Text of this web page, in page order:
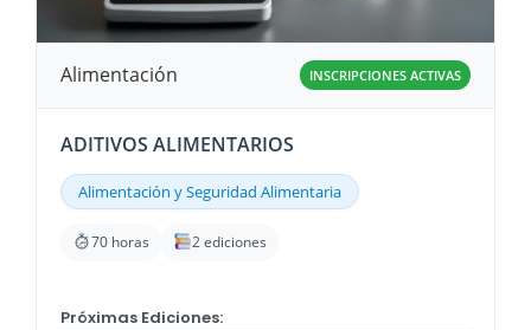
Alimentación INSCRIPCIONES ACTIVAS
ADITIVOS ALIMENTARIOS
Alimentación y Seguridad Alimentaria
70 horas 2 ediciones
Próximas Ediciones: